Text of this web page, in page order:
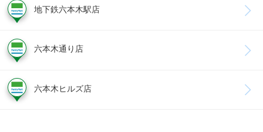
地下鉄六本木駅店
六本木通り店
六本木ヒルズ店